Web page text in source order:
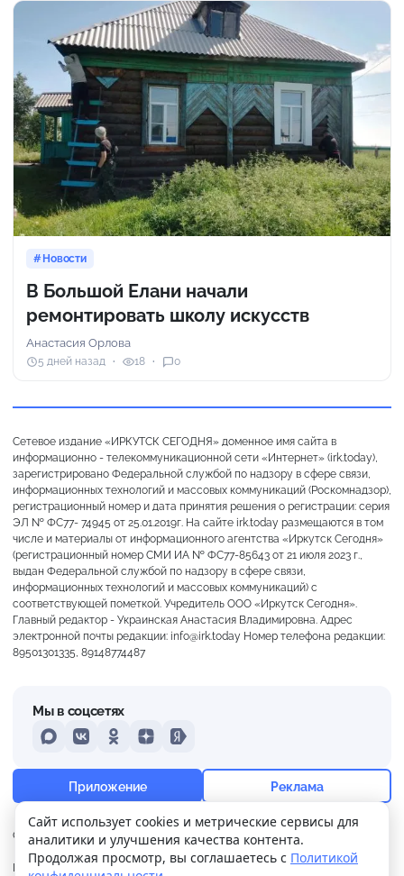
+17° Ощущается как +17
22 м/с 759 мм 71%
Новости
В Большой Елани начали
ремонтировать школу искусств
Анастасия Орлова
5 дней назад 18 0
Сетевое издание «ИРКУТСК СЕГОДНЯ» доменное имя сайта в
информационно - телекоммуникационной сети «Интернет» (irk.today),
зарегистрировано Федеральной службой по надзору в сфере связи,
информационных технологий и массовых коммуникаций (Роскомнадзор),
регистрационный номер и дата принятия решения о регистрации: серия
ЭЛ № ФС77- 74945 от 25.01.2019г. На сайте irk.today размещаются в том
числе и материалы от информационного агентства «Иркутск Сегодня»
(регистрационный номер СМИ ИА № ФС77-85643 от 21 июля 2023 г.,
выдан Федеральной службой по надзору в сфере связи,
информационных технологий и массовых коммуникаций) с
соответствующей пометкой. Учредитель ООО «Иркутск Сегодня».
Главный редактор - Украинская Анастасия Владимировна. Адрес
электронной почты редакции: info@irk.today Номер телефона редакции:
89501301335, 89148774487
О нас Контакты Прислать новость
Реклама
Политика
Мы в соцсетях
MAXVKontakteOdnoklassniki
DzenYandex
Приложение Реклама
Сайт использует cookies и метрические сервисы для
аналитики и улучшения качества контента.
Продолжая просмотр, вы соглашаетесь с Политикой